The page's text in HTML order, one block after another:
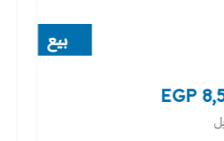
بيع
EGP